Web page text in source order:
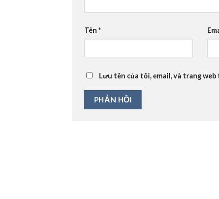
Tên *
Lưu tên của tôi, email, và trang